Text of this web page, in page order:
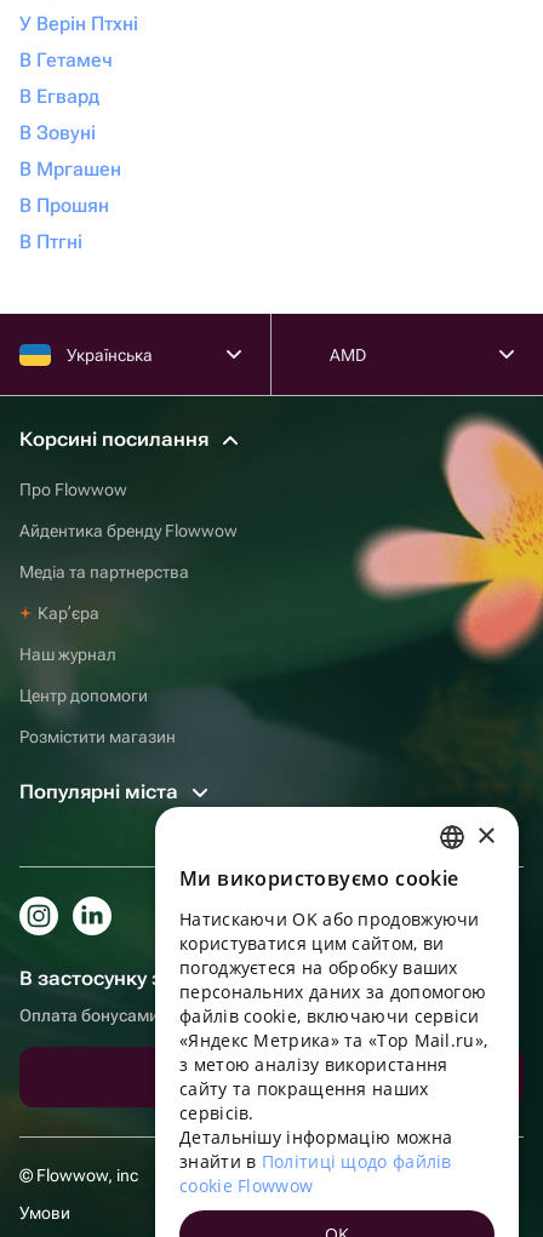
У Верін Птхні
В Гетамеч
В Егвард
В Зовуні
В Мргашен
В Прошян
В Птгні
Українська AMD
Корсині посилання
Про Flowwow
Айдентика бренду Flowwow
Медіа та партнерства
Карʼєра
Наш журнал
Центр допомоги
Розмістити магазин
Популярні міста
В застосунку зручніше!
Оплата бонусами, самовивіз, зручний чат підтримки
Завантажити додаток
© Flowwow, inc
Умови
RUSSIAN
ENGLISH
UKRAINIAN
PORTUGUESE
SPANISH
HUNGARIAN
FRENCH
TURKISH
×
Ми використовуємо cookie
Натискаючи OK або продовжуючи
користуватися цим сайтом, ви
погоджуєтеся на обробку ваших
персональних даних за допомогою
файлів cookie, включаючи сервіси
«Яндекс Метрика» та «Top Mail.ru»,
з метою аналізу використання
сайту та покращення наших
сервісів.
Детальнішу інформацію можна
знайти в Політиці щодо файлів
cookie Flowwow